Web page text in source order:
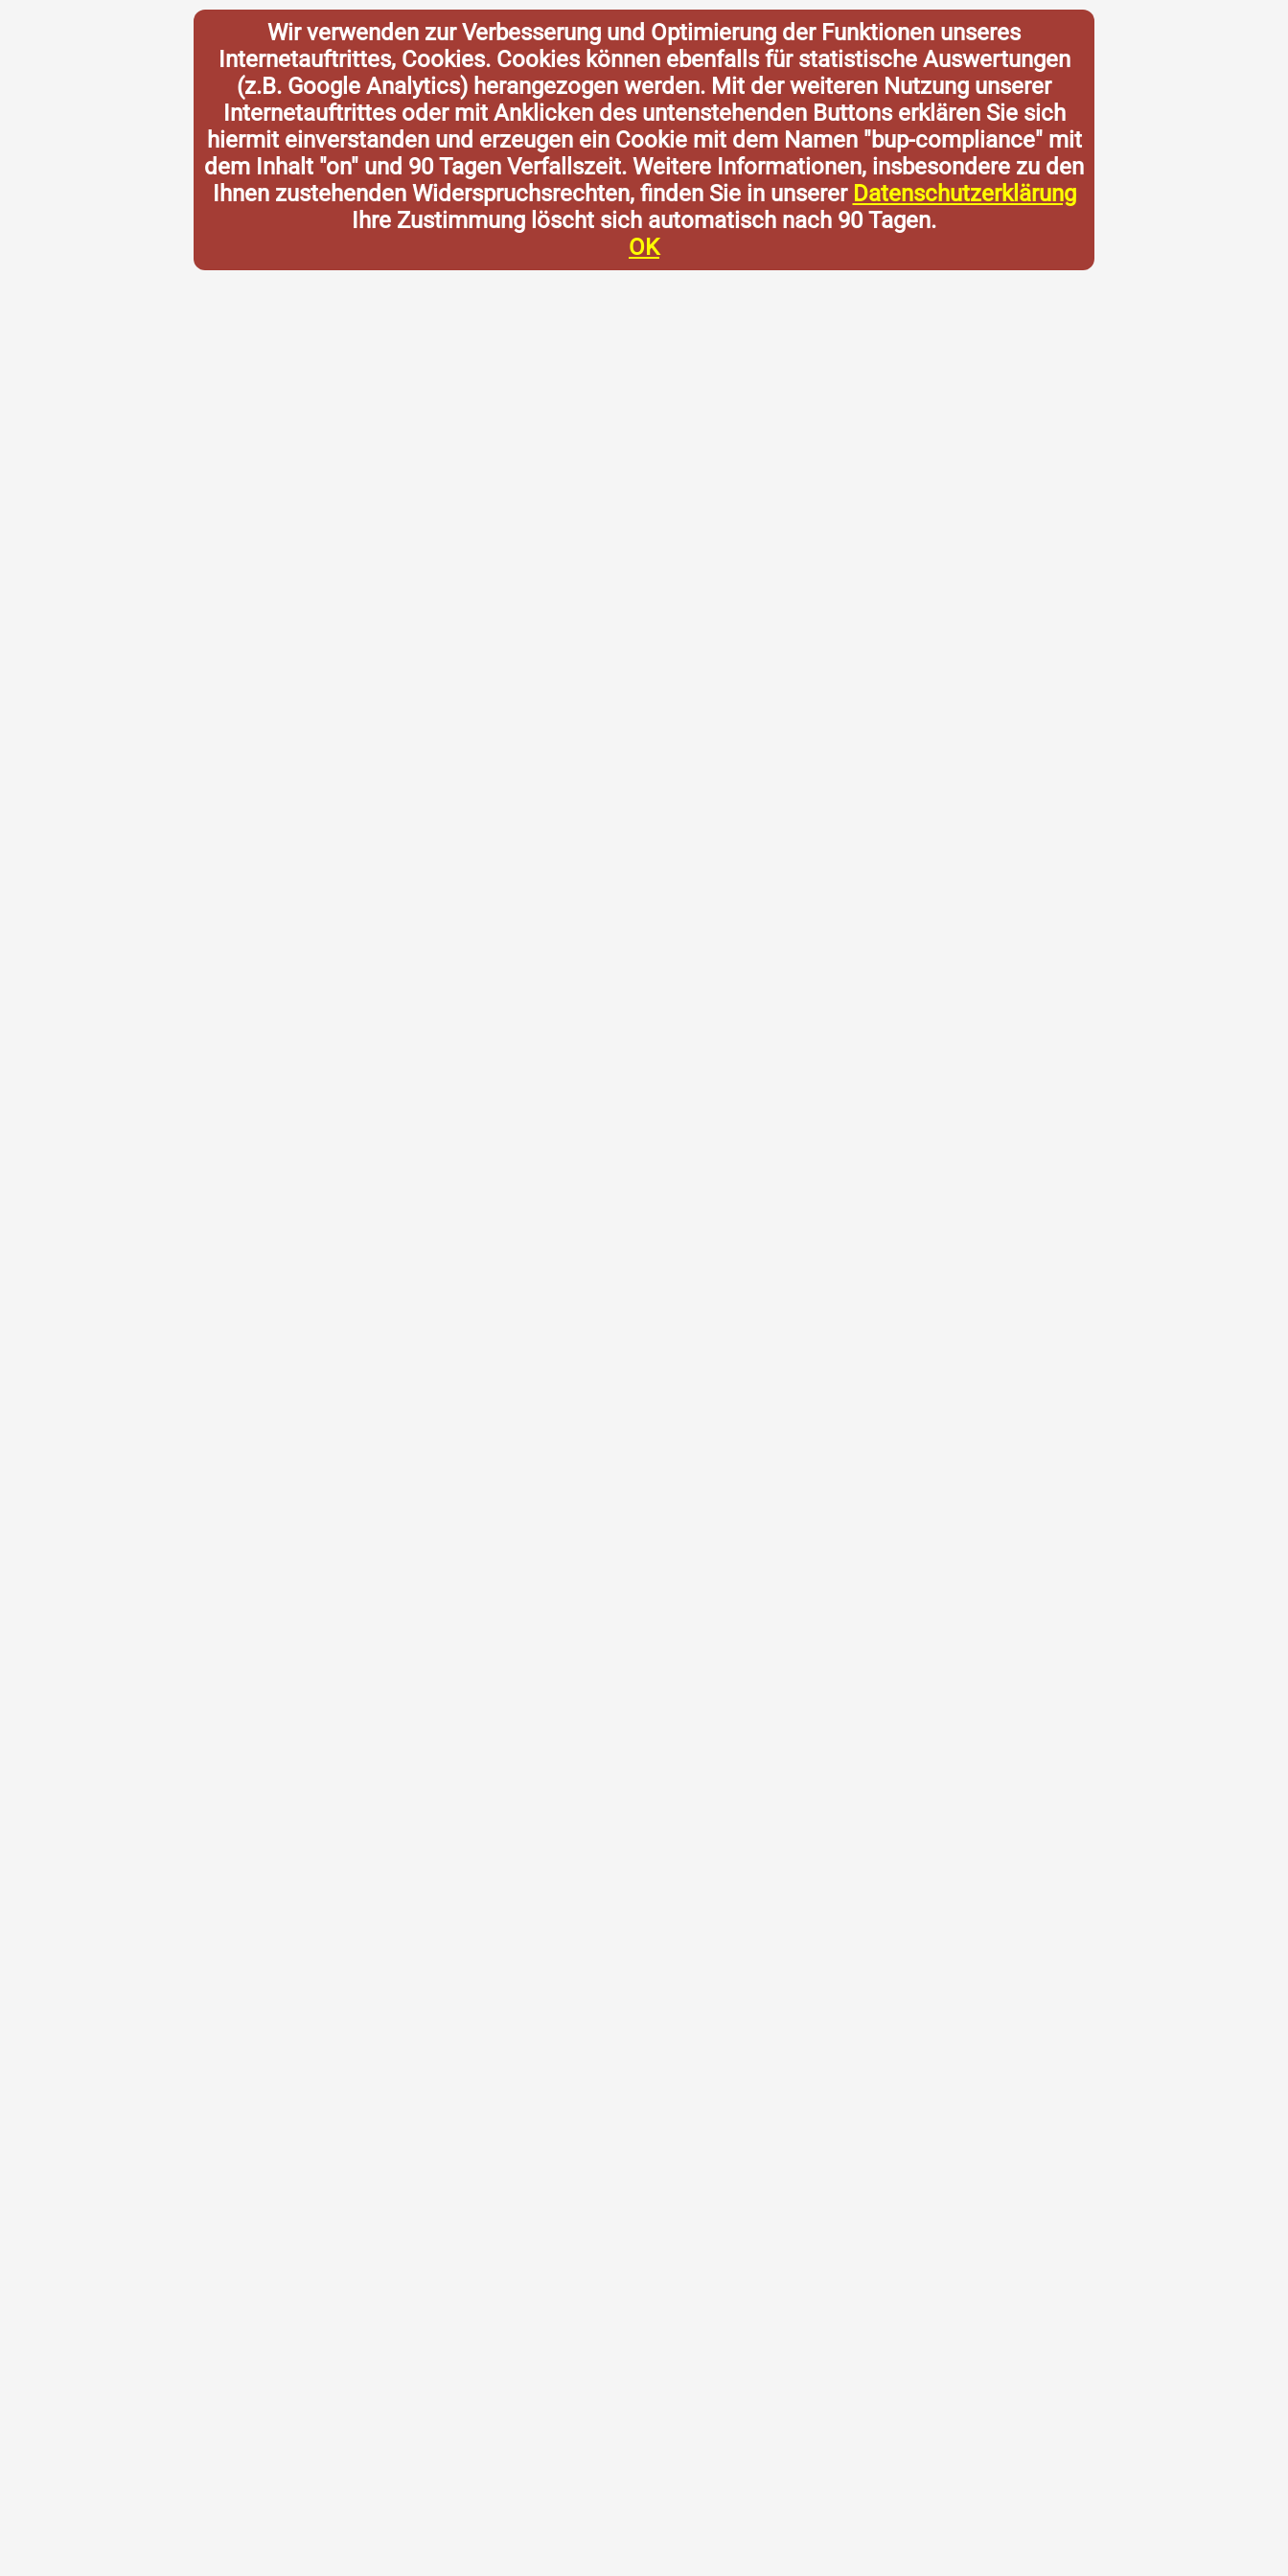
Wir verwenden zur Verbesserung und Optimierung der Funktionen unseres
Internetauftrittes, Cookies. Cookies können ebenfalls für statistische Auswertungen
(z.B. Google Analytics) herangezogen werden. Mit der weiteren Nutzung unserer
Internetauftrittes oder mit Anklicken des untenstehenden Buttons erklären Sie sich
hiermit einverstanden und erzeugen ein Cookie mit dem Namen "bup-compliance" mit
dem Inhalt "on" und 90 Tagen Verfallszeit. Weitere Informationen, insbesondere zu den
Ihnen zustehenden Widerspruchsrechten, finden Sie in unserer Datenschutzerklärung
Ihre Zustimmung löscht sich automatisch nach 90 Tagen.
OK